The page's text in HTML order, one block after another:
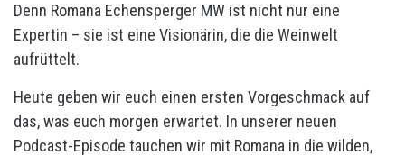
Denn Romana Echensperger MW ist nicht nur eine
Expertin – sie ist eine Visionärin, die die Weinwelt
aufrüttelt.
Heute geben wir euch einen ersten Vorgeschmack auf
das, was euch morgen erwartet. In unserer neuen
Podcast-Episode tauchen wir mit Romana in die wilden,